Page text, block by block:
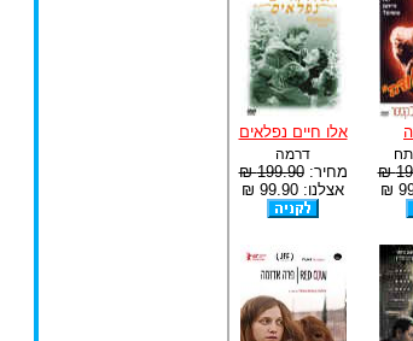
אלו חיים נפלאים
דרמה
מחיר:199.90 ₪
אצלנו: 99.90 ₪